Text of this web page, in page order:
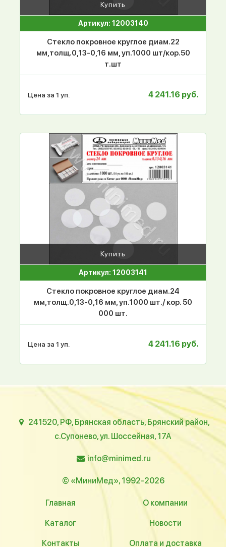
Купить
Артикул: 12003140
Стекло покровное круглое диам.22
мм,толщ.0,13-0,16 мм, уп.1000 шт/кор.50
т.шт
Цена за 1 уп. 4 241.16 руб.
Купить
Артикул: 12003141
Стекло покровное круглое диам.24
мм,толщ.0,13-0,16 мм, уп.1000 шт./ кор. 50
000 шт.
Цена за 1 уп. 4 241.16 руб.
241520, РФ, Брянская область, Брянский район,
с.Супонево, ул. Шоссейная, 17А
info@minimed.ru
© «МиниМед», 1992-2026
Главная О компании
Каталог Новости
Контакты Оплата и доставка